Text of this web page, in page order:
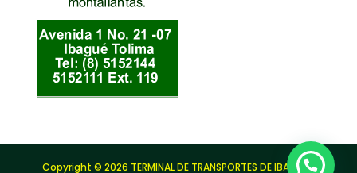
Copyright © 2026 TERMINAL DE TRANSPORTES DE IBAGUÉ |